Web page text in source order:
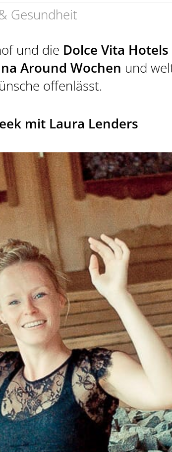
SÜDTIROL &
Gesundheit
und die Dolce Vita Hotels
Around Wochen und
offenlässt.
mit Laura Lenders